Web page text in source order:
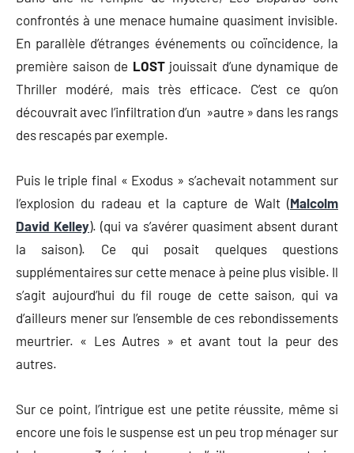
confrontés à une menace humaine quasiment invisible.
En parallèle d’étranges événements ou coïncidence, la
première saison de LOSTjouissait d’une dynamique de
Thriller modéré, mais très efficace. C’est ce qu’on
découvrait avec l’infiltration d’un »autre » dans les rangs
des rescapés par exemple.
Puis le triple final « Exodus » s’achevait notamment sur
l’explosion du radeau et la capture de Walt (Malcolm
David Kelley). (qui va s’avérer quasiment absent durant
la saison). Ce qui posait quelques questions
supplémentaires sur cette menace à peine plus visible. Il
s’agit aujourd’hui du fil rouge de cette saison, qui va
d’ailleurs mener sur l’ensemble de ces rebondissements
meurtrier. « Les Autres » et avant tout la peur des
autres.
Sur ce point, l’intrigue est une petite réussite, même si
encore une fois le suspense est un peu trop ménager sur